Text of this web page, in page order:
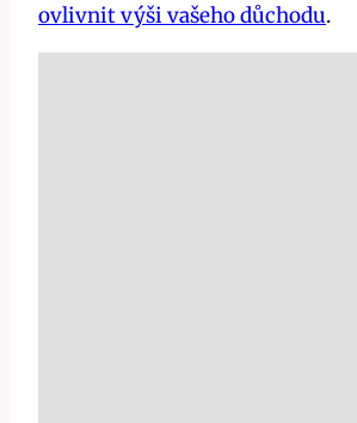
ovlivnit výši vašeho důchodu.